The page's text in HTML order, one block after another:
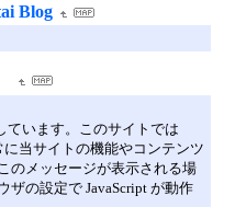
Blog
ています。このサイトでは
当サイトの機能やコンテンツ
のメッセージが表示される場
ザの設定で JavaScript が動作